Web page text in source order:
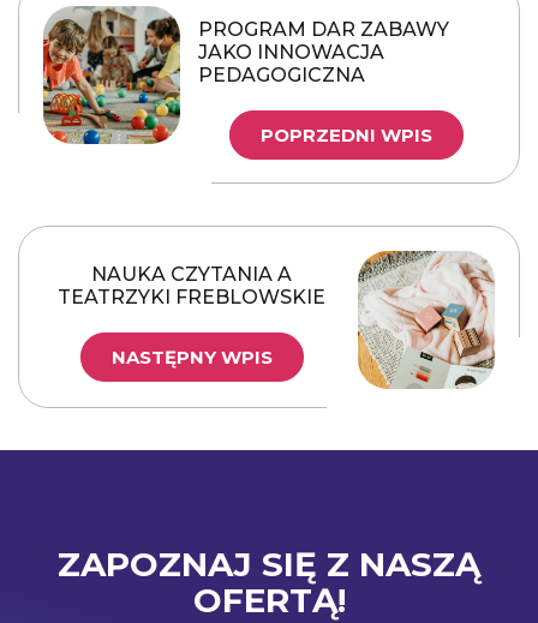
PROGRAM DAR ZABAWY
JAKO INNOWACJA
PEDAGOGICZNA
POPRZEDNI WPIS
NAUKA CZYTANIA A
TEATRZYKI FREBLOWSKIE
NASTĘPNY WPIS
ZAPOZNAJ SIĘ Z NASZĄ
OFERTĄ!